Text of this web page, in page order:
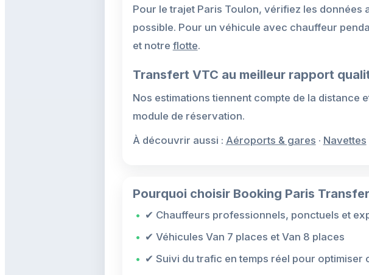
Pour le trajet Paris Toulon, vérifiez les
possible. Pour un véhicule avec chauffeur
et notre flotte.
Transfert VTC au meilleur rapport
Nos estimations tiennent compte de la distance
module de réservation.
À découvrir aussi : Aéroports & gares · Navettes
Pourquoi choisir Booking Paris
✔ Chauffeurs professionnels, ponctuels et
✔ Véhicules Van 7 places et Van 8 places
✔ Suivi du trafic en temps réel pour optimiser